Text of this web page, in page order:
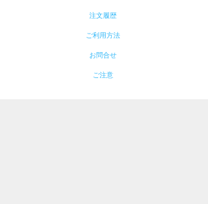
注文履歴
ご利用方法
お問合せ
ご注意